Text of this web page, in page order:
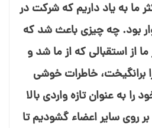
ما به یاد داریم که شرکت در
بود. چه چیزی باعث شد که
ما از استقبالی که از ما شد و
برانگیخت، خاطرات خوشی
به عنوان تازه⁯ واردی بالا
بر روی سایر اعضاء گشودیم تا